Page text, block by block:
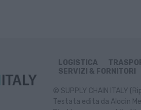
LOGISTICA
SERVIZI & FORNITORI
© SUPPLY CHAIN ITALY
Testata edita da Alocin